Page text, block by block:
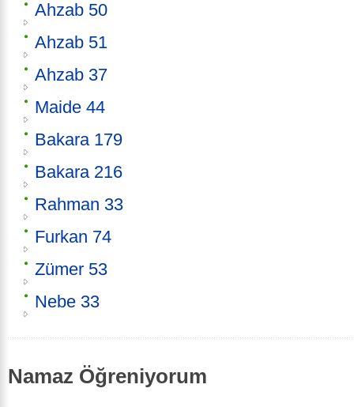
Ahzab 50
Ahzab 51
Ahzab 37
Maide 44
Bakara 179
Bakara 216
Rahman 33
Furkan 74
Zümer 53
Nebe 33
Namaz Öğreniyorum